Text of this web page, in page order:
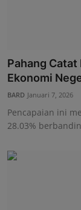
Pahang Catat
Ekonomi
BARD Januari 7, 2026
Pencapaian ini
28.03%